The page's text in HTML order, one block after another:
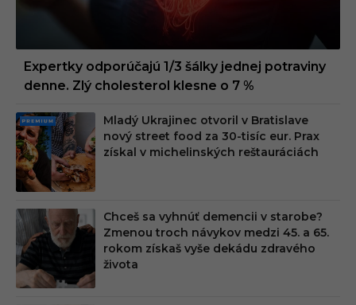
Expertky odporúčajú 1/3 šálky jednej potraviny
denne. Zlý cholesterol klesne o 7 %
PRE
MIU
M
Mladý Ukrajinec otvoril v Bratislave
nový street food za 30-tisíc eur. Prax
získal v michelinských reštauráciách
Chceš sa vyhnúť demencii v starobe?
Zmenou troch návykov medzi 45. a 65.
rokom získaš vyše dekádu zdravého
života